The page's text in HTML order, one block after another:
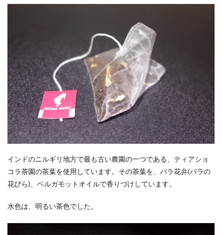
インドのニルギリ地方で最も古い農園の一つである、ティアショ
コラ茶園の茶葉を使用しています。その茶葉を、バラ花弁(バラの
花びら)、ベルガモットオイルで香りづけしています。
水色は、明るい茶色でした。